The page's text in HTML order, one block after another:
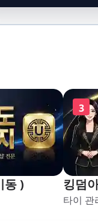
동 )
3
킹덤
타이 관